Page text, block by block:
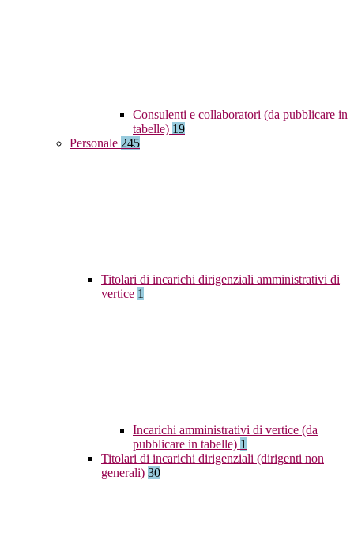
Consulenti e collaboratori (da pubblicare in
tabelle) 19
Personale 245
Titolari di incarichi dirigenziali amministrativi di
vertice 1
Incarichi amministrativi di vertice (da
pubblicare in tabelle) 1
Titolari di incarichi dirigenziali (dirigenti non
generali) 30